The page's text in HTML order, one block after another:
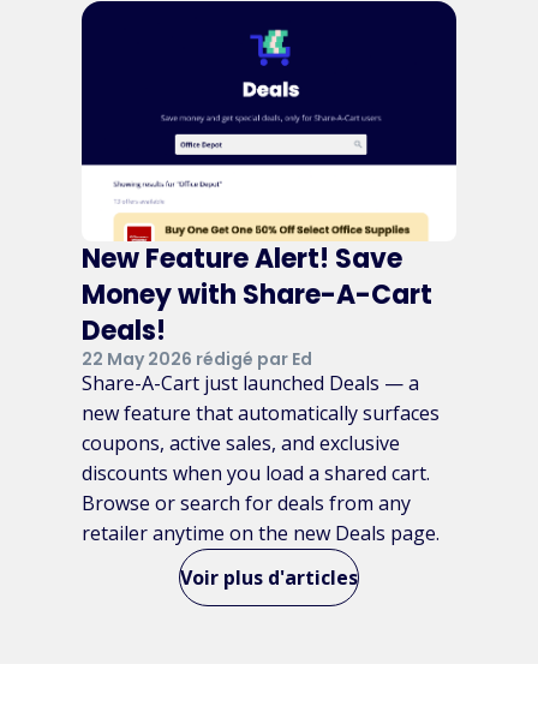
New Feature Alert! Save
Money with Share-A-Cart
Deals!
22 May 2026 rédigé par Ed
Share-A-Cart just launched Deals — a
new feature that automatically surfaces
coupons, active sales, and exclusive
discounts when you load a shared cart.
Browse or search for deals from any
retailer anytime on the new Deals page.
Voir plus d'articles